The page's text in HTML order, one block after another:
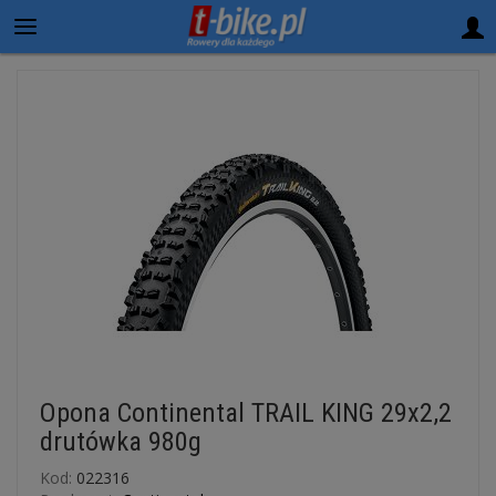
Opona Continental TRAIL KING 29x2,2
drutówka 980g
Kod: 022316